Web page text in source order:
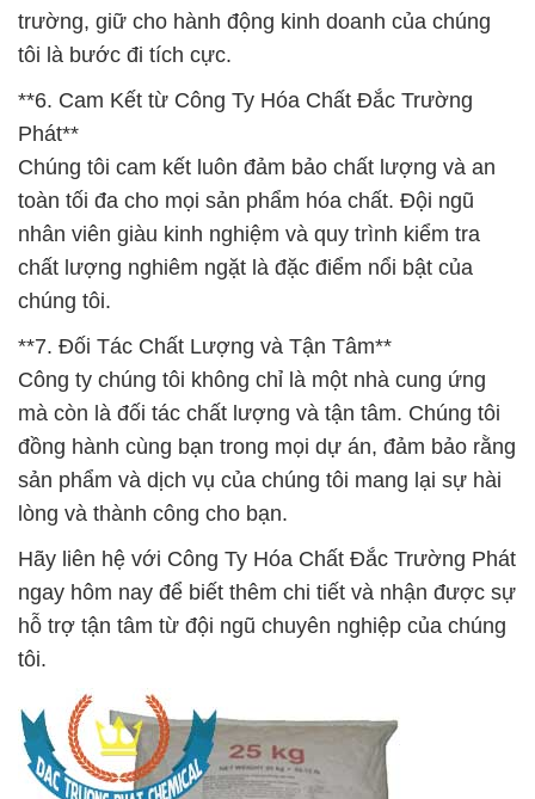
trường, giữ cho hành động kinh doanh của chúng
tôi là bước đi tích cực.
**6. Cam Kết từ Công Ty Hóa Chất Đắc Trường
Phát**
Chúng tôi cam kết luôn đảm bảo chất lượng và an
toàn tối đa cho mọi sản phẩm hóa chất. Đội ngũ
nhân viên giàu kinh nghiệm và quy trình kiểm tra
chất lượng nghiêm ngặt là đặc điểm nổi bật của
chúng tôi.
**7. Đối Tác Chất Lượng và Tận Tâm**
Công ty chúng tôi không chỉ là một nhà cung ứng
mà còn là đối tác chất lượng và tận tâm. Chúng tôi
đồng hành cùng bạn trong mọi dự án, đảm bảo rằng
sản phẩm và dịch vụ của chúng tôi mang lại sự hài
lòng và thành công cho bạn.
Hãy liên hệ với Công Ty Hóa Chất Đắc Trường Phát
ngay hôm nay để biết thêm chi tiết và nhận được sự
hỗ trợ tận tâm từ đội ngũ chuyên nghiệp của chúng
tôi.